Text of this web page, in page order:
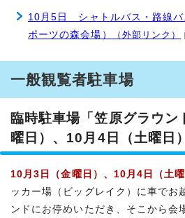
10月5日 シャトルバス・路線バ
ポーツの森会場）
（外部リンク）
一般観覧者駐車場
臨時駐車場「笠原グラウ
曜日）、10月4日（土曜日
10月3日（金曜日）、10月4日（土曜
ッカー場（ビッグレイク）に車でお
ンドにお停めいただき、そこから会